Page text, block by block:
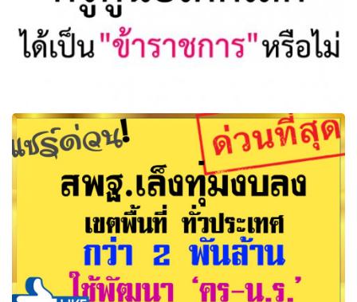
ครูศูนย์เด็กเล็กได้เป็น"ข้าราชการ"หรือไม่ ยกระดับ"ศูนย์พัฒนา
เด็กเล็ก"เป็น"โรงเรียนอนุบาล"